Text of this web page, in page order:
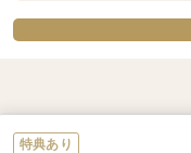
特典あり